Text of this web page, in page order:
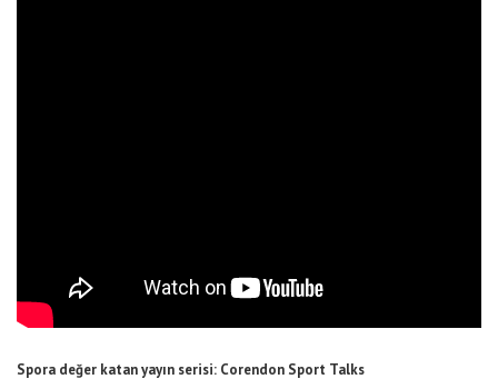
Spora değer katanyayın serisi: Corendon Sport Talks